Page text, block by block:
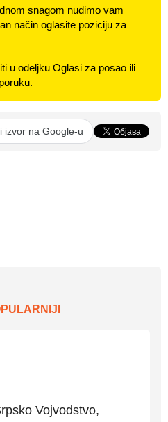
snagom nudimo vam
način oglasite poziciju za
u odeljku Oglasi za posao ili
izvor na Google-u
Vojvodstvo,